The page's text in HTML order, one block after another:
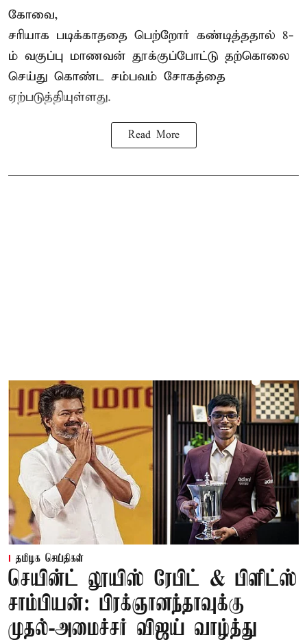
கோவை,
சரியாக படிக்காததை பெற்றோர் கண்டித்ததால் 8-
ம் வகுப்பு மாணவன் தூக்குப்போட்டு தற்கொலை
செய்து கொண்ட சம்பவம் சோகத்தை
ஏற்படுத்தியுள்ளது.
Read More
தமிழக செய்திகள்
செயின்ட் லூயிஸ் ரேபிட் & பிளிட்ஸ்
சாம்பியன்: பிரக்ஞானந்தாவுக்கு
முதல்-அமைச்சர் விஜய் வாழ்த்து